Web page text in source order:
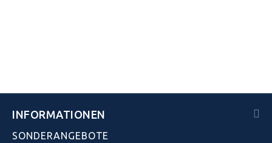
INFORMATIONEN
SONDERANGEBOTE